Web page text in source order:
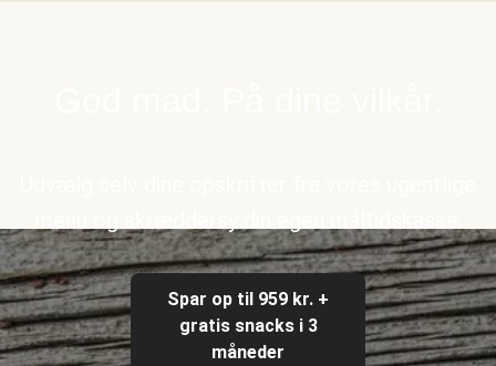
Spar op til 959 kr. +
gratis snacks i 3
måneder